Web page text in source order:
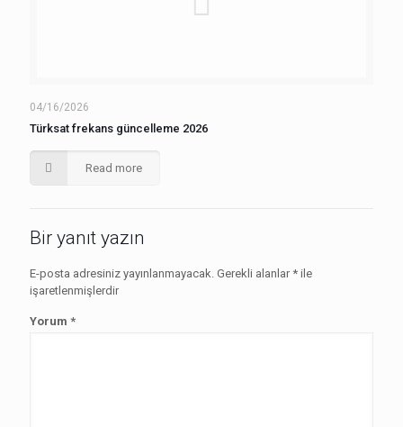
04/16/2026
Türksat frekans güncelleme 2026
Read more
Bir yanıt yazın
E-posta adresiniz yayınlanmayacak. Gerekli alanlar * ile
işaretlenmişlerdir
Yorum *